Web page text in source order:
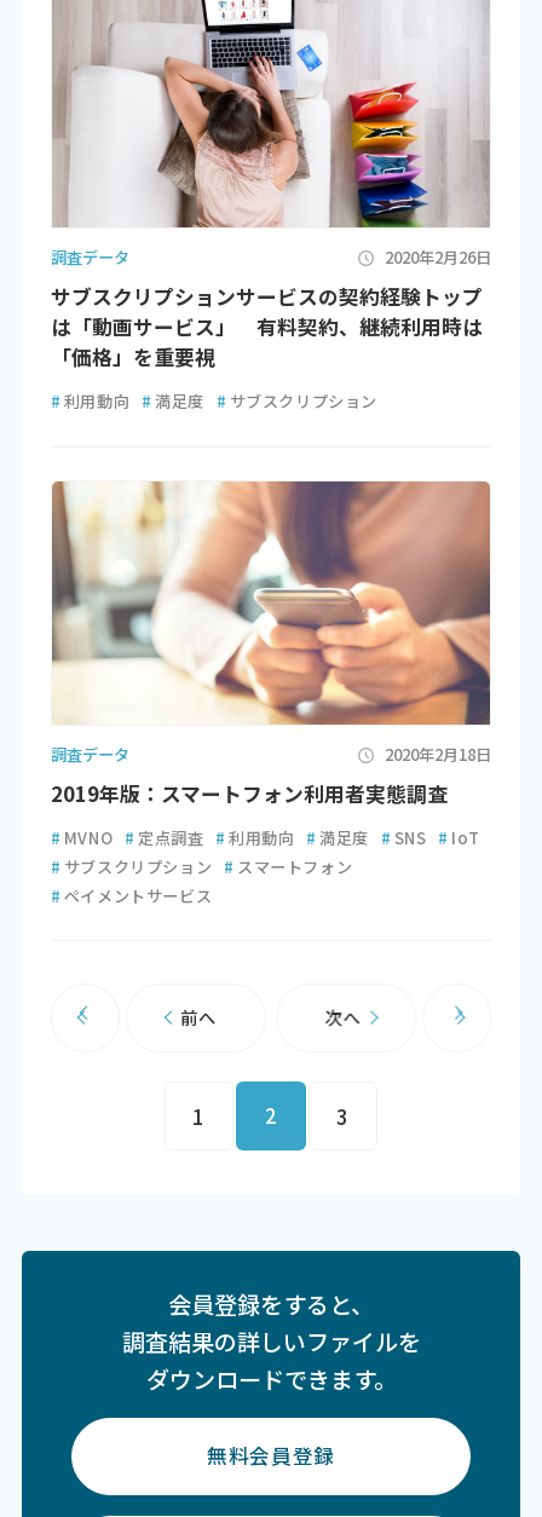
調査データ 2020年2月26日
サブスクリプションサービスの契約経験トップ
は「動画サービス」 有料契約、継続利用時は
「価格」を重要視
# 利用動向 # 満足度 # サブスクリプション
調査データ 2020年2月18日
2019年版：スマートフォン利用者実態調査
# MVNO # 定点調査 # 利用動向 # 満足度 # SNS # IoT
# サブスクリプション # スマートフォン
# ペイメントサービス
前へ
1 2 3
次へ
会員登録をすると、
調査結果の詳しいファイルを
ダウンロードできます。
無料会員登録